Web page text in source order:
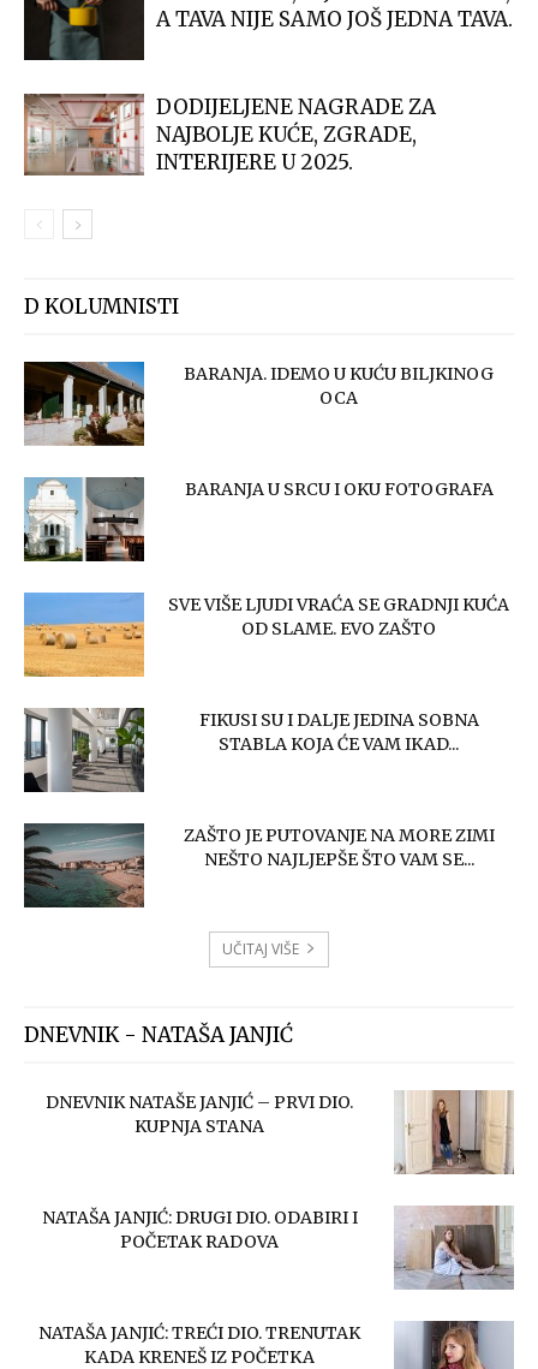
A TAVA NIJE SAMO JOŠ JEDNA TAVA.
DODIJELJENE NAGRADE ZA
NAJBOLJE KUĆE, ZGRADE,
INTERIJERE U 2025.
D KOLUMNISTI
BARANJA. IDEMO U KUĆU BILJKINOG
OCA
BARANJA U SRCU I OKU FOTOGRAFA
SVE VIŠE LJUDI VRAĆA SE GRADNJI KUĆA
OD SLAME. EVO ZAŠTO
FIKUSI SU I DALJE JEDINA SOBNA
STABLA KOJA ĆE VAM IKAD...
ZAŠTO JE PUTOVANJE NA MORE ZIMI
NEŠTO NAJLJEPŠE ŠTO VAM SE...
UČITAJ VIŠE
DNEVNIK - NATAŠA JANJIĆ
DNEVNIK NATAŠE JANJIĆ – PRVI DIO.
KUPNJA STANA
NATAŠA JANJIĆ: DRUGI DIO. ODABIRI I
POČETAK RADOVA
NATAŠA JANJIĆ: TREĆI DIO. TRENUTAK
KADA KRENEŠ IZ POČETKA